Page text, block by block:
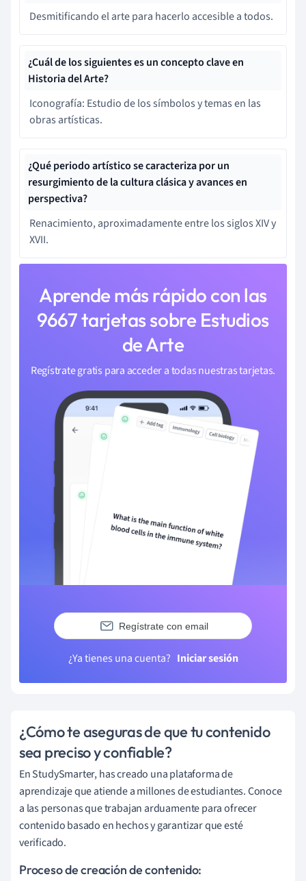
Desmitificando el arte para hacerlo accesible a todos.
¿Cuál de los siguientes es un concepto clave en
Historia del Arte?
Iconografía: Estudio de los símbolos y temas en las
obras artísticas.
¿Qué periodo artístico se caracteriza por un
resurgimiento de la cultura clásica y avances en
perspectiva?
Renacimiento, aproximadamente entre los siglos XIV y
XVII.
Aprende más rápido con las
9667 tarjetas sobre Estudios
de Arte
Regístrate gratis para acceder a todas nuestras tarjetas.
Regístrate con email
¿Ya tienes una cuenta? Iniciar sesión
¿Cómo te aseguras de que tu contenido
sea preciso y confiable?
En StudySmarter, has creado una plataforma de
aprendizaje que atiende a millones de estudiantes. Conoce
a las personas que trabajan arduamente para ofrecer
contenido basado en hechos y garantizar que esté
verificado.
Proceso de creación de contenido: